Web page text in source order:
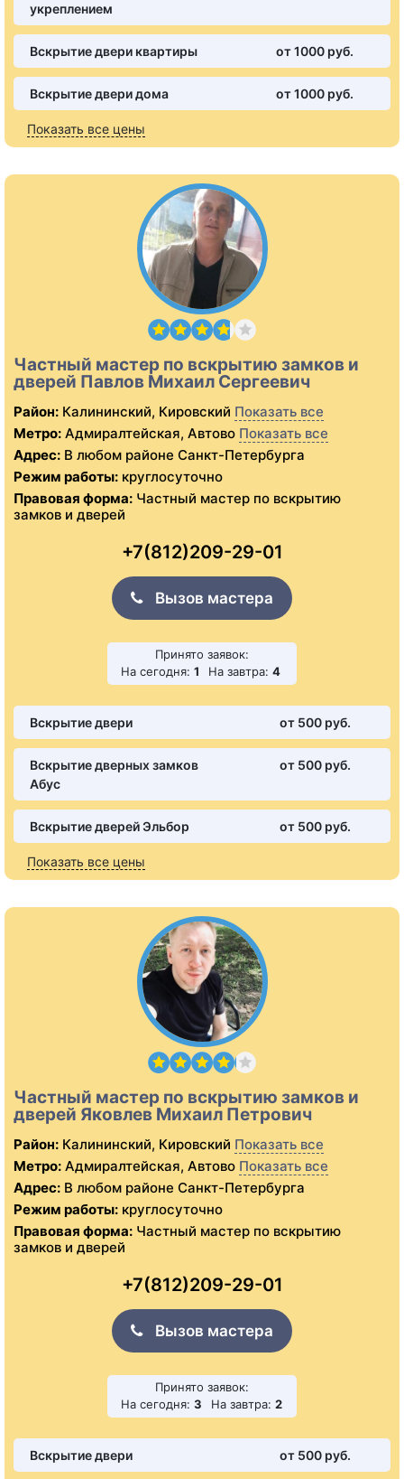
укреплением
Вскрытие двери квартиры от 1000 pуб.
Вскрытие двери дома от 1000 pуб.
Показать все цены
Частный мастер по вскрытию замков и
дверей Павлов Михаил Сергеевич
Район: Калининский, Кировский Показать все
Метро: Адмиралтейская, Автово Показать все
Адрес: В любом районе Санкт-Петербурга
Режим работы: круглосуточно
Правовая форма: Частный мастер по вскрытию
замков и дверей
+7(812)209-29-01
Вызов мастера
Принято заявок:
На сегодня: 1 На завтра: 4
Вскрытие двери от 500 pуб.
Вскрытие дверных замков
Абус
от 500 pуб.
Вскрытие дверей Эльбор от 500 pуб.
Показать все цены
Частный мастер по вскрытию замков и
дверей Яковлев Михаил Петрович
Район: Калининский, Кировский Показать все
Метро: Адмиралтейская, Автово Показать все
Адрес: В любом районе Санкт-Петербурга
Режим работы: круглосуточно
Правовая форма: Частный мастер по вскрытию
замков и дверей
+7(812)209-29-01
Вызов мастера
Принято заявок:
На сегодня: 3 На завтра: 2
Вскрытие двери от 500 pуб.